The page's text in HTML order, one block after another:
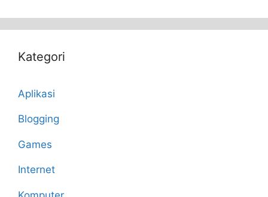
Kategori
Aplikasi
Blogging
Games
Internet